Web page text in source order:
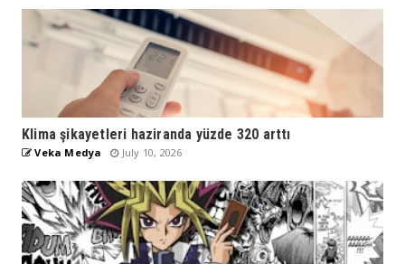
Klima şikayetleri haziranda yüzde 320 arttı
Veka Medya July 10, 2026